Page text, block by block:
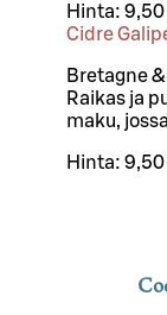
Hinta: 9,50
Cidre
Bretagne
Raikas ja
maku,
Hinta: 9,50